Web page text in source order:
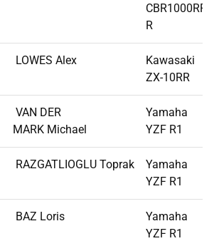
CBR1000RR-
R
LOWES Alex
Kawasaki
ZX-10RR
VAN DER
MARK Michael
Yamaha
YZF R1
RAZGATLIOGLU Toprak
Yamaha
YZF R1
BAZ Loris
Yamaha
YZF R1